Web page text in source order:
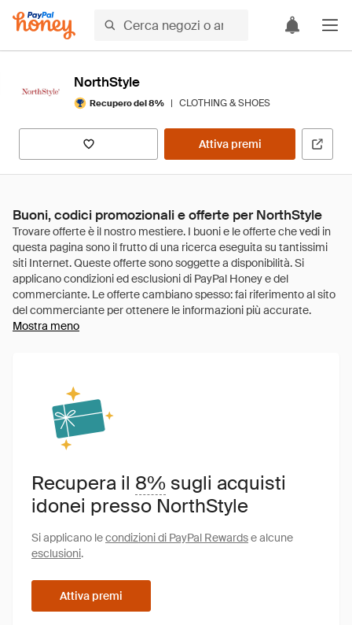
NorthStyle
Recupero del 8% | CLOTHING & SHOES
Attiva premi
Buoni, codici promozionali e offerte per NorthStyle
Mostra meno
Recupera il 8% sugli acquisti
idonei presso NorthStyle
Si applicano lecondizioni di PayPal Rewardse alcune
esclusioni.
Attiva premi